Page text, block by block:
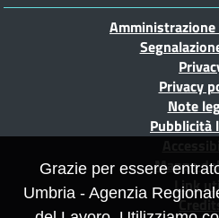
Piè
Privacy
Note
Pubblicità
Mappa
Link
Grazie per essere
Umbria - Agenzia